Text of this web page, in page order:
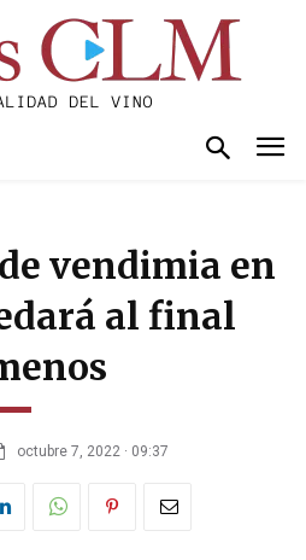
vendimia en
al final
octubre 7, 2022 · 09:37